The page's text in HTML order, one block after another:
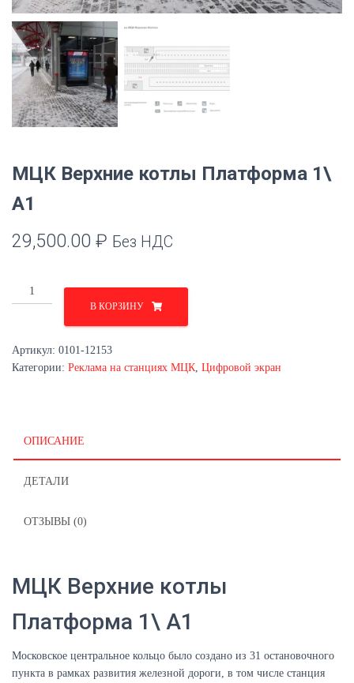
МЦК Верхние котлы Платформа 1\
A1
29,500.00 ₽ Без НДС
Количество
товара
котлы
Платформа
В КОРЗИНУ
Артикул: 0101-12153
Категории: Реклама на станциях МЦК Цифровой экран
ОПИСАНИЕ
ДЕТАЛИ
ОТЗЫВЫ (0)
МЦК Верхние котлы
Платформа 1\ A1
Московское центральное кольцо было создано из 31 остановочного
пункта в рамках развития железной дороги, в том числе станция